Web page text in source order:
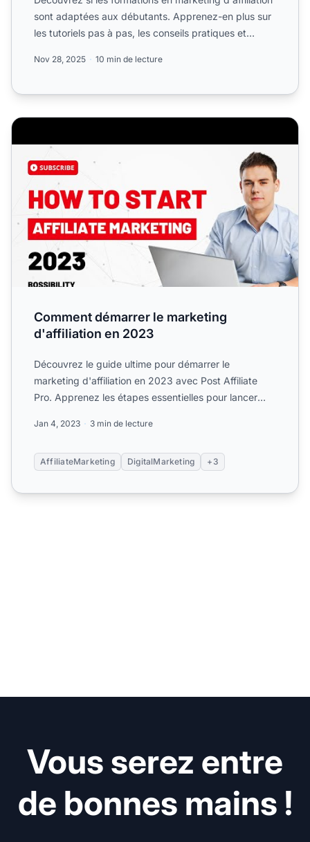
sont adaptées aux débutants. Apprenez-en plus sur
les tutoriels pas à pas, les conseils pratiques et
Nov 28, 2025 10 min de lecture
Comment démarrer le marketing d'affiliation en 2023
Comment démarrer le marketing
d'affiliation en 2023
Découvrez le guide ultime pour démarrer le
marketing d'affiliation en 2023 avec Post Affiliate
Pro. Apprenez les étapes essentielles pour lancer
Jan 4, 2023 3 min de lecture
AffiliateMarketing DigitalMarketing +3
Vous serez entre
de bonnes mains !